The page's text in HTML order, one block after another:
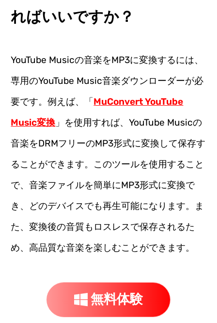
ればいいですか？
YouTube Musicの音楽をMP3に変換するには、
専用のYouTube Music音楽ダウンローダーが必
要です。例えば、「MuConvert YouTube
Music変換 」を使用すれば、YouTube Musicの
音楽をDRMフリーのMP3形式に変換して保存す
ることができます。このツールを使用すること
で、音楽ファイルを簡単にMP3形式に変換で
き、どのデバイスでも再生可能になります。ま
た、変換後の音質もロスレスで保存されるた
め、高品質な音楽を楽しむことができます。
無料体験